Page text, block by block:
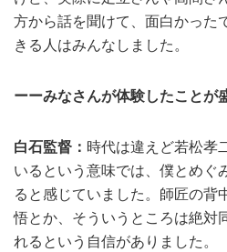
方から話を聞けて、面白かった
きる人はみんなしました。
ーーみなさんが体験したことが
白石監督： 時代は違えど若松孝
いるという意味では、僕とめぐ
ると感じていました。師匠の背
悟とか、そういうところは絶対
れるという自信がありました。